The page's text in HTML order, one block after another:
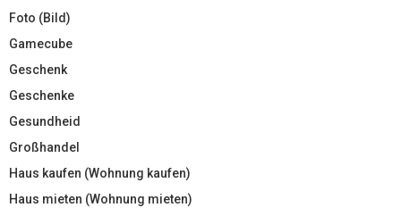
Foto (Bild)
Gamecube
Geschenk
Geschenke
Gesundheid
Großhandel
Haus kaufen (Wohnung kaufen)
Haus mieten (Wohnung mieten)